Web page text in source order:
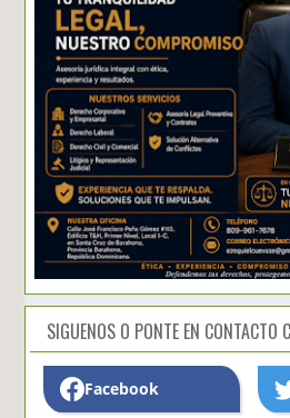
SIGUENOS O PONTE EN CONTACTO
Facebook